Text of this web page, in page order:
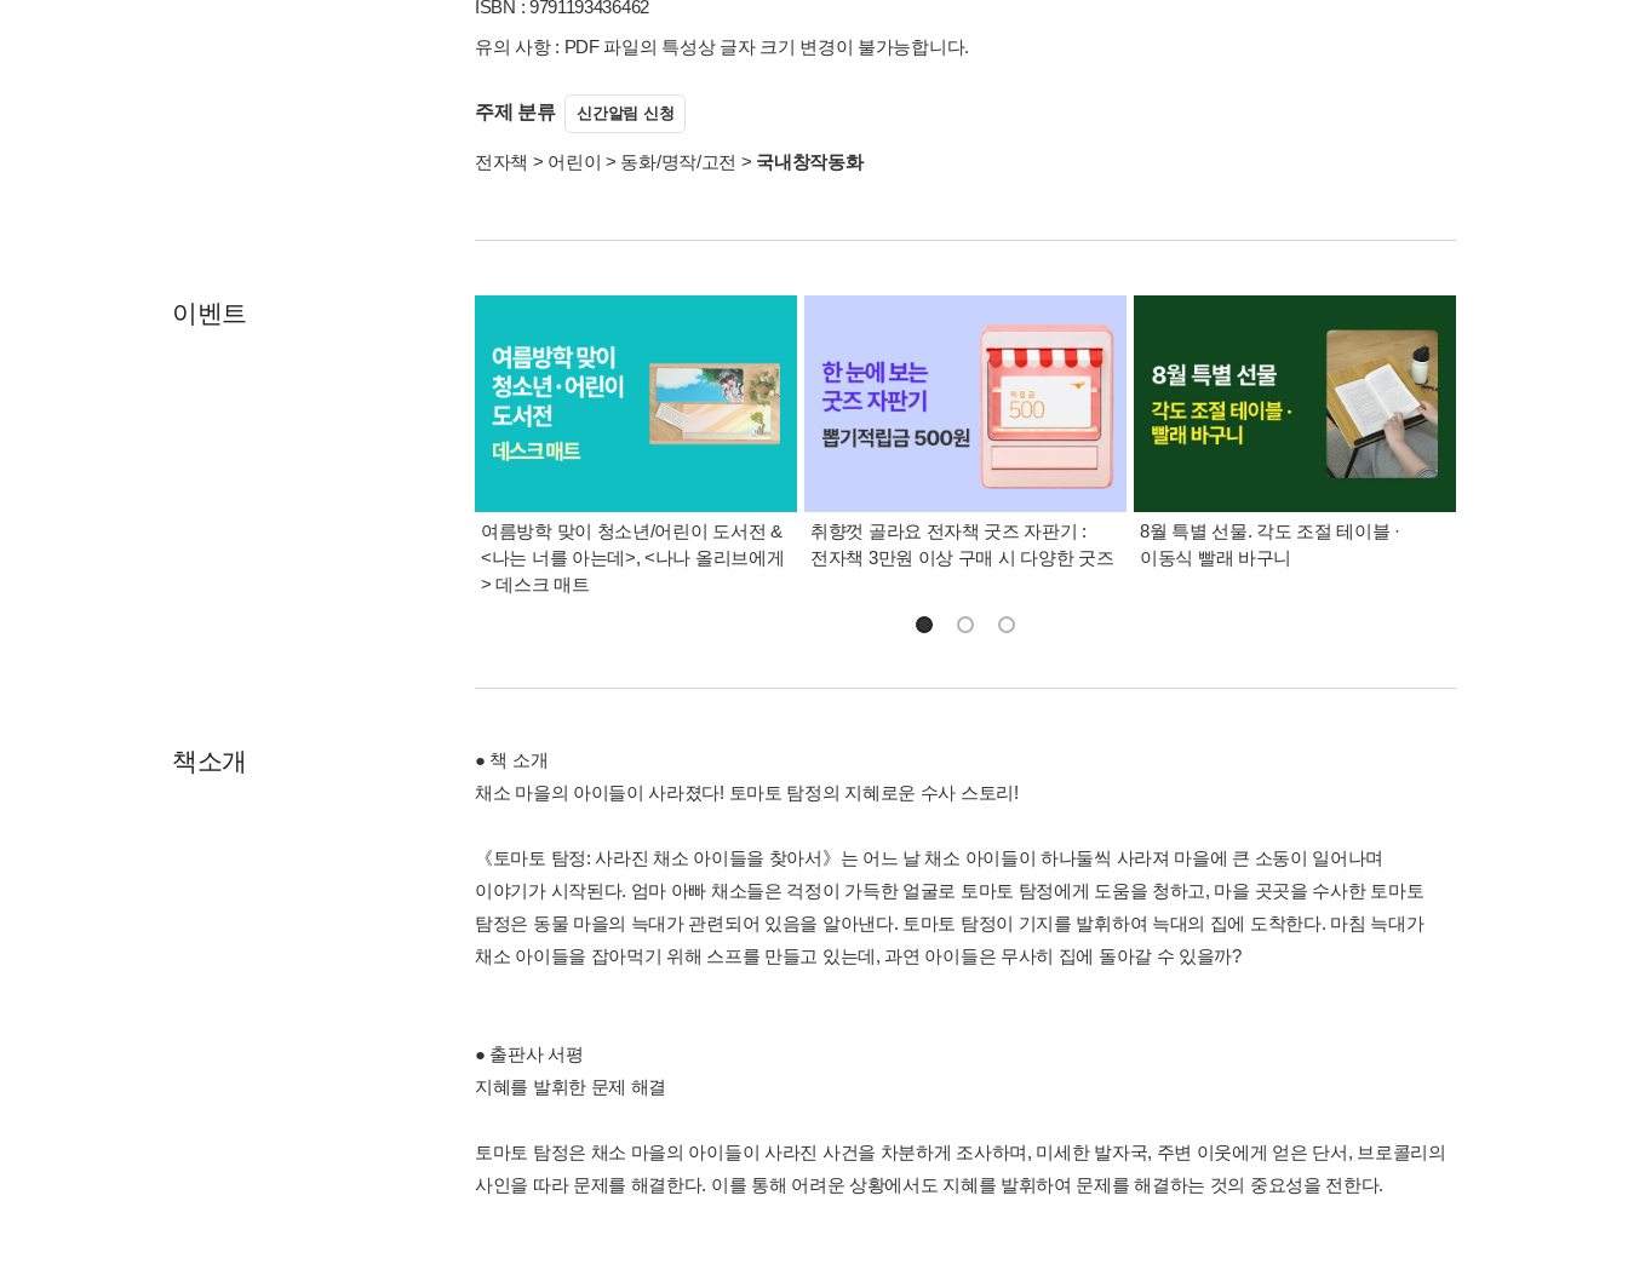
ISBN : 9791193436462
유의 사항 : PDF 파일의 특성상 글자 크기 변경이 불가능합니다.
주제 분류 신간알림 신청
전자책 > 어린이 > 동화/명작/고전 > 국내창작동화
이벤트
여름방학 맞이 청소년/어린이 도서전 &
<나는 너를 아는데>, <나나 올리브에게
> 데스크 매트
취향껏 골라요 전자책 굿즈 자판기 :
전자책 3만원 이상 구매 시 다양한 굿즈
8월 특별 선물. 각도 조절 테이블 ·
이동식 빨래 바구니
책소개
● 책 소개
채소 마을의 아이들이 사라졌다! 토마토 탐정의 지혜로운 수사 스토리!
《토마토 탐정: 사라진 채소 아이들을 찾아서》는 어느 날 채소 아이들이 하나둘씩 사라져 마을에 큰 소동이 일어나며
이야기가 시작된다. 엄마 아빠 채소들은 걱정이 가득한 얼굴로 토마토 탐정에게 도움을 청하고, 마을 곳곳을 수사한 토마토
탐정은 동물 마을의 늑대가 관련되어 있음을 알아낸다. 토마토 탐정이 기지를 발휘하여 늑대의 집에 도착한다. 마침 늑대가
채소 아이들을 잡아먹기 위해 스프를 만들고 있는데, 과연 아이들은 무사히 집에 돌아갈 수 있을까?
● 출판사 서평
지혜를 발휘한 문제 해결
토마토 탐정은 채소 마을의 아이들이 사라진 사건을 차분하게 조사하며, 미세한 발자국, 주변 이웃에게 얻은 단서, 브로콜리의
사인을 따라 문제를 해결한다. 이를 통해 어려운 상황에서도 지혜를 발휘하여 문제를 해결하는 것의 중요성을 전한다.